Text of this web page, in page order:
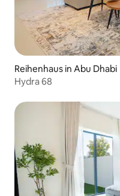
Reihenhaus in Abu Dhabi
Hydra 68